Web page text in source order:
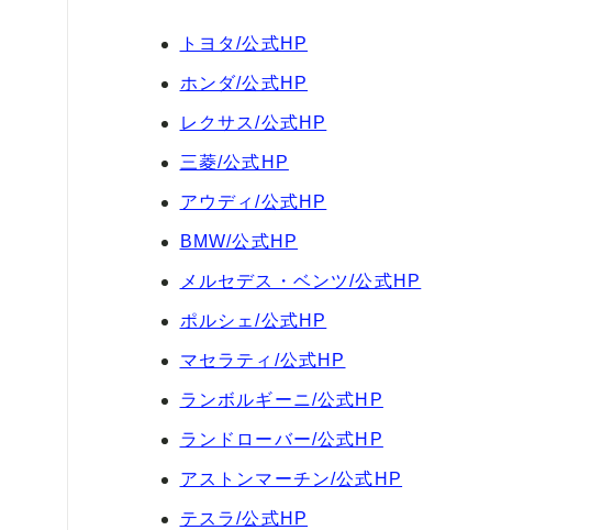
トヨタ/公式HP
ホンダ/公式HP
レクサス/公式HP
三菱/公式HP
アウディ/公式HP
BMW/公式HP
メルセデス・ベンツ/公式HP
ポルシェ/公式HP
マセラティ/公式HP
ランボルギーニ/公式HP
ランドローバー/公式HP
アストンマーチン/公式HP
テスラ/公式HP